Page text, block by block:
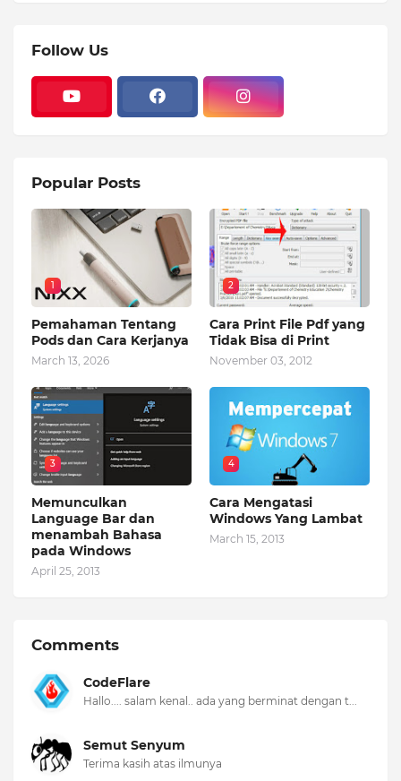
Follow Us
Popular Posts
1
Pemahaman Tentang
Pods dan Cara Kerjanya
March 13, 2026
2
Cara Print File Pdf yang
Tidak Bisa di Print
November 03, 2012
3
Memunculkan
Language Bar dan
menambah Bahasa
pada Windows
April 25, 2013
4
Cara Mengatasi
Windows Yang Lambat
March 15, 2013
Comments
CodeFlare
Hallo.... salam kenal.. ada yang berminat dengan t...
Semut Senyum
Terima kasih atas ilmunya